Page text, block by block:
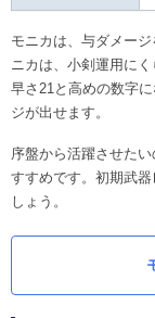
モニカは、与ダメー
ニカは、小剣運用に
早さ21と高めの数字
ジが出せます。
序盤から活躍させた
すすめです。初期武
しょう。